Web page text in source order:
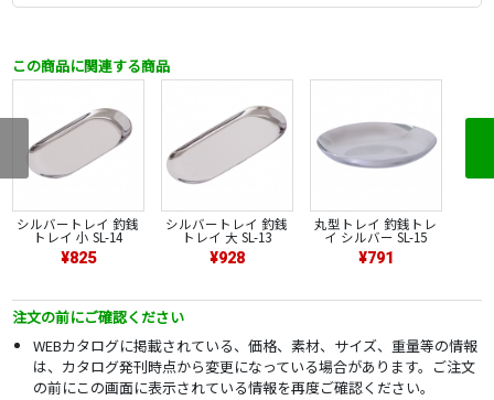
この商品に関連する商品
シルバートレイ 釣銭
トレイ 小 SL-14
¥825
シルバートレイ 釣銭
トレイ 大 SL-13
¥928
丸型トレイ 釣銭トレ
イ シルバー SL-15
¥791
注文の前にご確認ください
WEBカタログに掲載されている、価格、素材、サイズ、重量等の情報
は、カタログ発刊時点から変更になっている場合があります。ご注文
の前にこの画面に表示されている情報を再度ご確認ください。